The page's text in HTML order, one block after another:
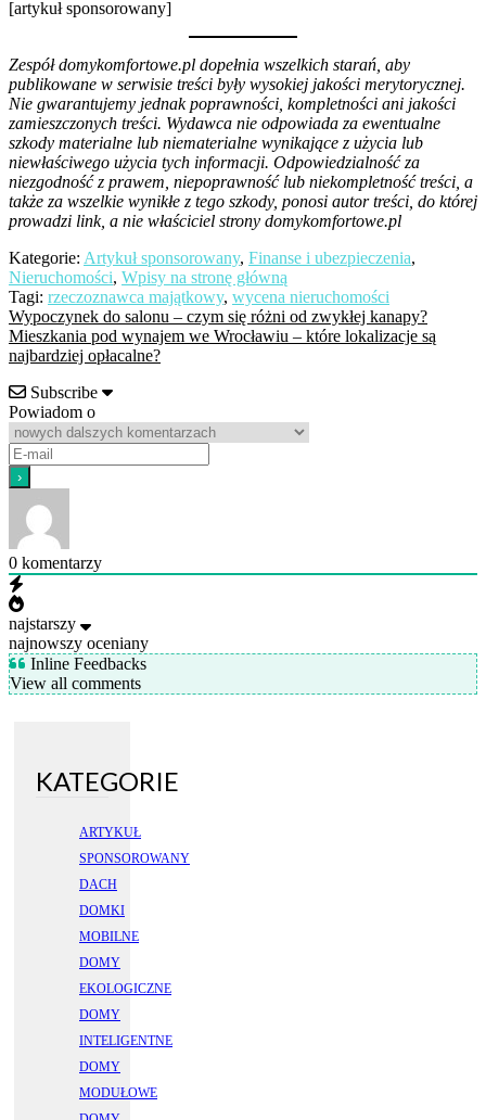
[artykuł sponsorowany]
Zespół domykomfortowe.pl dopełnia wszelkich starań, aby
publikowane w serwisie treści były wysokiej jakości merytorycznej.
Nie gwarantujemy jednak poprawności, kompletności ani jakości
zamieszczonych treści. Wydawca nie odpowiada za ewentualne
szkody materialne lub niematerialne wynikające z użycia lub
niewłaściwego użycia tych informacji. Odpowiedzialność za
niezgodność z prawem, niepoprawność lub niekompletność treści, a
także za wszelkie wynikłe z tego szkody, ponosi autor treści, do której
prowadzi link, a nie właściciel strony domykomfortowe.pl
Kategorie: Artykuł sponsorowany, Finanse i ubezpieczenia,
Nieruchomości, Wpisy na stronę główną
Tagi: rzeczoznawca majątkowy, wycena nieruchomości
Nawigacja
wpisu
Poprzedni
wpis:
Wypoczynek do salonu – czym się różni od zwykłej kanapy?
Następny
wpis:
​Mieszkania pod wynajem we Wrocławiu – które lokalizacje są
najbardziej opłacalne?
Subscribe
Powiadom o
0 komentarzy
najstarszy
najnowszy oceniany
Inline Feedbacks
View all comments
KATEGORIE
ARTYKUŁ
SPONSOROWANY
DACH
DOMKI
MOBILNE
DOMY
EKOLOGICZNE
DOMY
INTELIGENTNE
DOMY
MODUŁOWE